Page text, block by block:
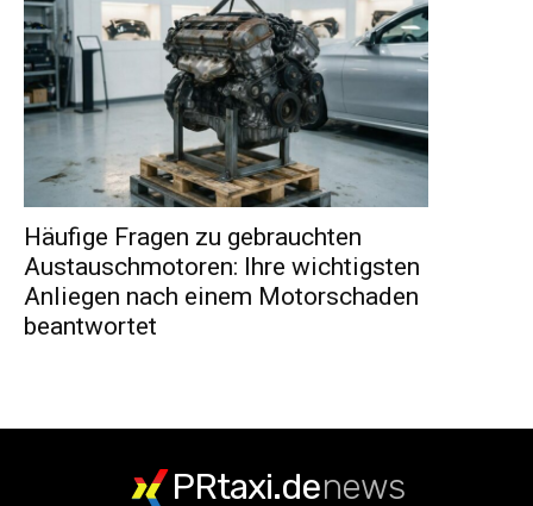
Häufige Fragen zu gebrauchten
Austauschmotoren: Ihre wichtigsten
Anliegen nach einem Motorschaden
beantwortet
PRtaxi.denews